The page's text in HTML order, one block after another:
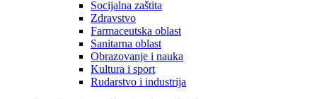
Socijalna zaštita
Zdravstvo
Farmaceutska oblast
Sanitarna oblast
Obrazovanje i nauka
Kultura i sport
Rudarstvo i industrija